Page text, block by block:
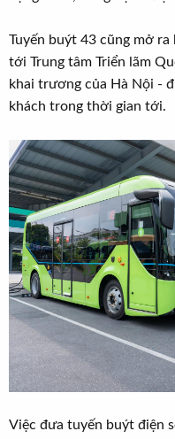
Tuyến buýt 43 cũng mở
tới Trung tâm Triển lãm
khai trương của Hà Nội -
khách trong thời gian tới.
Việc đưa tuyến buýt điện